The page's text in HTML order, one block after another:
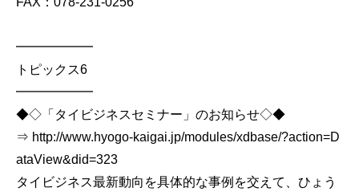
━━━━━━
トピックス6
━━━━━━
◆◇「タイビジネスセミナー」のお知らせ◇◆
⇒ http://www.hyogo-kaigai.jp/modules/xdbase/?action=D
ataView&did=323
タイビジネス最新動向を具体的な事例を交えて、ひょう